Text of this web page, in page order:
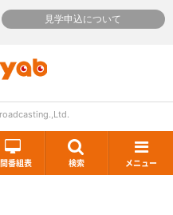
番組表 検索 メニュー
見学申込について